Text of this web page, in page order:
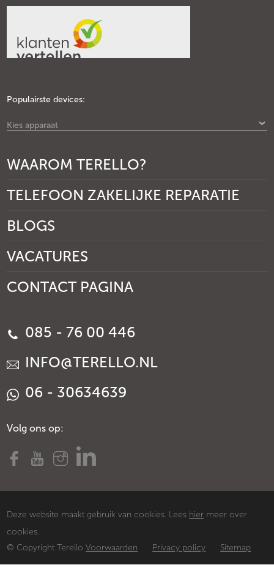
Populairste devices:
Kies apparaat
WAAROM TERELLO?
TELEFOON ZAKELIJKE REPARATIE
BLOGS
VACATURES
CONTACT PAGINA
085 - 76 00 446
INFO@TERELLO.NL
06 - 30634639
Volg ons op:
Deze website maakt gebruik van cookies. Lees hier meer over
cookies.
© Copyright TerelloVoorwaarden Privacy policy Sitemap